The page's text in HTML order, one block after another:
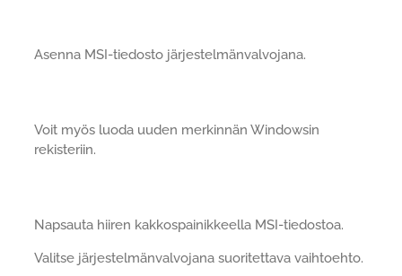
Asenna MSI-tiedosto järjestelmänvalvojana.
Voit myös luoda uuden merkinnän Windowsin
rekisteriin.
Napsauta hiiren kakkospainikkeella MSI-tiedostoa.
Valitse järjestelmänvalvojana suoritettava vaihtoehto.